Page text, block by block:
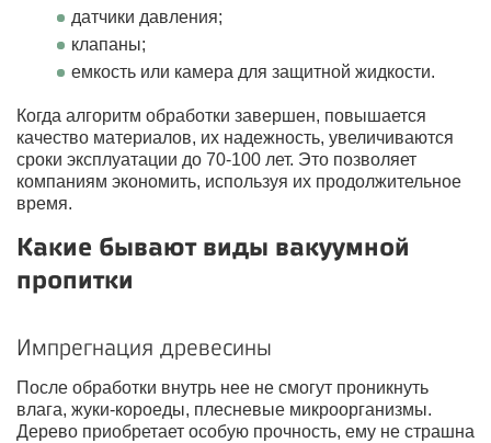
датчики давления;
клапаны;
емкость или камера для защитной жидкости.
Когда алгоритм обработки завершен, повышается
качество материалов, их надежность, увеличиваются
сроки эксплуатации до 70-100 лет. Это позволяет
компаниям экономить, используя их продолжительное
время.
Какие бывают виды вакуумной
пропитки
Импрегнация древесины
После обработки внутрь нее не смогут проникнуть
влага, жуки-короеды, плесневые микроорганизмы.
Дерево приобретает особую прочность, ему не страшна